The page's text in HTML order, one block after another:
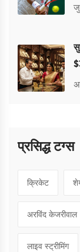
प्रसिद्ध टग्स
क्रिकेट
अरविंद केजरीवाल
लाइव स्ट्रीमिंग